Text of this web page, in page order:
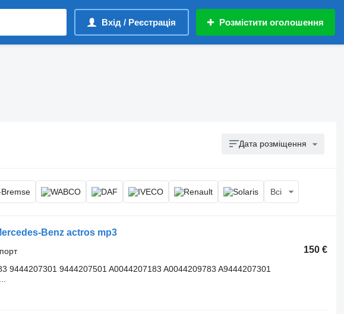
Вхід / Реєстрація Розмістити оголошення
Дата розміщення
Всі
Benz actros mp3
150 €
9444207301 9444207501 A0044207183 A0044209783 A9444207301